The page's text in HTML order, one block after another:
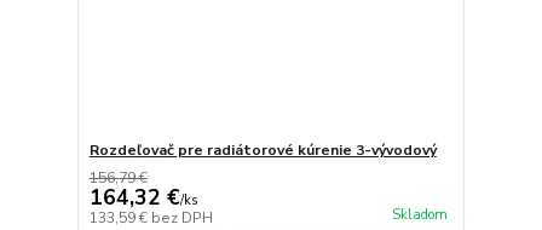
Rozdeľovač pre radiátorové kúrenie 3-vývodový
156,79 €
164,32 €/ks
133,59 € bez DPH Skladom